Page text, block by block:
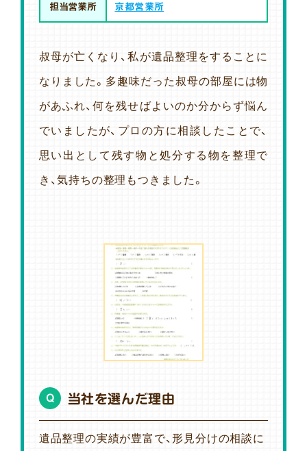
担当営業所 京都営業所
叔母が亡くなり、私が遺品整理をすることに
なりました。多趣味だった叔母の部屋には物
があふれ、何を残せばよいのか分からず悩ん
でいましたが、プロの方に相談したことで、
思い出として残す物と処分する物を整理で
き、気持ちの整理もつきました。
Q 当社を選んだ理由
遺品整理の実績が豊富で、形見分けの相談に